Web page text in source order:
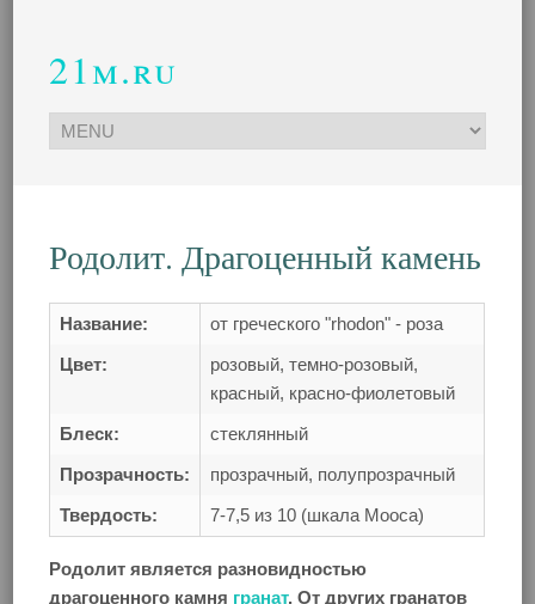
21m.ru
Родолит. Драгоценный камень
Название:
от греческого "rhodon" - роза
Цвет:
розовый, темно-розовый,
красный, красно-фиолетовый
Блеск:
стеклянный
Прозрачность:
прозрачный, полупрозрачный
Твердость:
7-7,5 из 10 (шкала Мооса)
Родолит является разновидностью
драгоценного камня гранат. От других гранатов